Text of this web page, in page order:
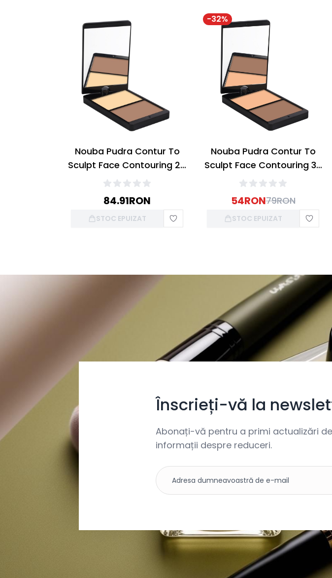
Nouba Pudra Contur To
Sculpt Face Contouring 25
Medium 14g
84.91RON
STOC EPUIZAT
-32%
Nouba Pudra Contur To
Sculpt Face Contouring 30
Dark 14g
54RON79RON
STOC EPUIZAT
Înscrieți-vă la
Abonați-vă pentru a primi actualizări
informații despre reduceri.